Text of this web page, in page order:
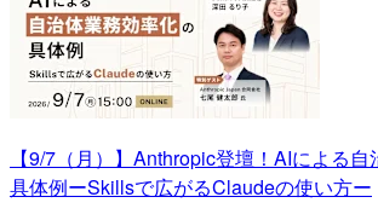
【9/7（月）】Anthropic登壇！AIによる
具体例ーSkillsで広がるClaudeの使い方ー